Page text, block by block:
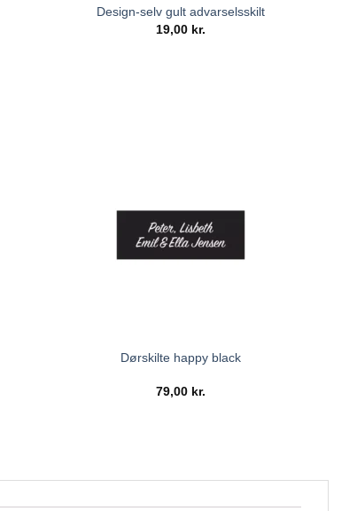
Design-selv gult advarselsskilt
19,00 kr.
Dørskilte happy black
79,00 kr.